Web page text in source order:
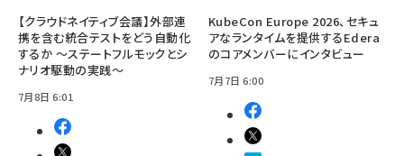
【クラウドネイティブ会議】外部連
携を含む統合テストをどう自動化
するか ～ステートフルモックとシ
ナリオ駆動の実践～
7月8日 6:01
KubeCon Europe 2026、セキュ
アなランタイムを提供するEdera
のコアメンバーにインタビュー
7月7日 6:00